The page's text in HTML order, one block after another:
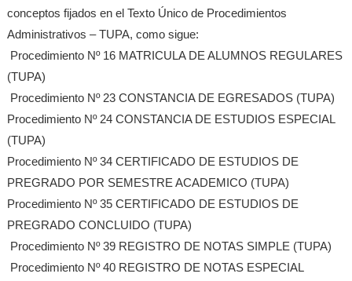
conceptos fijados en el Texto Único de Procedimientos
Administrativos – TUPA, como sigue:
Procedimiento Nº 16 MATRICULA DE ALUMNOS REGULARES
(TUPA)
Procedimiento Nº 23 CONSTANCIA DE EGRESADOS (TUPA)
Procedimiento Nº 24 CONSTANCIA DE ESTUDIOS ESPECIAL
(TUPA)
Procedimiento Nº 34 CERTIFICADO DE ESTUDIOS DE
PREGRADO POR SEMESTRE ACADEMICO (TUPA)
Procedimiento Nº 35 CERTIFICADO DE ESTUDIOS DE
PREGRADO CONCLUIDO (TUPA)
Procedimiento Nº 39 REGISTRO DE NOTAS SIMPLE (TUPA)
Procedimiento Nº 40 REGISTRO DE NOTAS ESPECIAL